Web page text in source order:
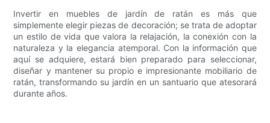
Invertir en muebles de jardín de ratán es más que
simplemente elegir piezas de decoración; se trata de adoptar
un estilo de vida que valora la relajación, la conexión con la
naturaleza y la elegancia atemporal. Con la información que
aquí se adquiere, estará bien preparado para seleccionar,
diseñar y mantener su propio e impresionante mobiliario de
ratán, transformando su jardín en un santuario que atesorará
durante años.